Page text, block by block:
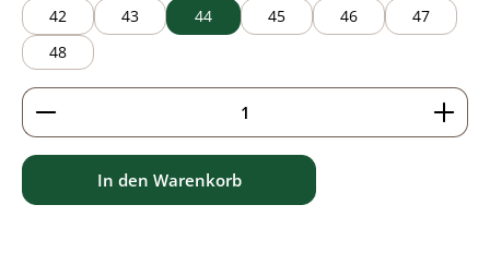
42
43 44 45 46
47
48
Produkt Anzahl: Gib den gewünschten Wert ein
In den Warenkorb